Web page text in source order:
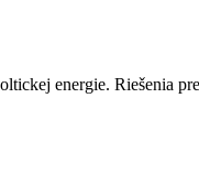
energie. Riešenia